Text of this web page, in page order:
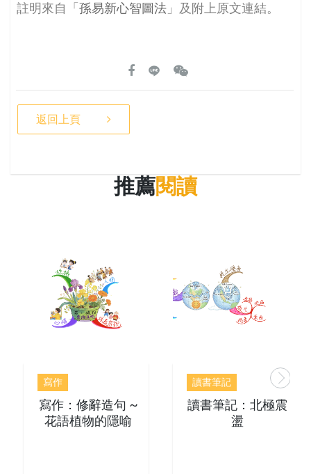
註明來自「 孫易新心智圖法 」及附上原文連結。
返回上頁
推薦閱讀
寫作
寫作：修辭造句 ~
花語植物的隱喻
讀書筆記
讀書筆記：北極震
盪